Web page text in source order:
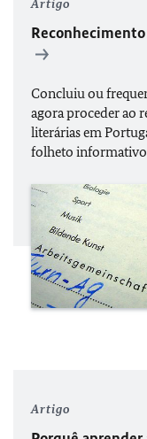
Artigo
Concluiu ou
agora proceder ao
literárias em
folheto informativo
Artigo